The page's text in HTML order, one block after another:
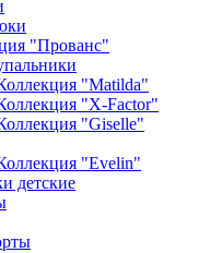
"Прованс"
"Matilda"
"X-Factor"
"Giselle"
"Evelin"
детские